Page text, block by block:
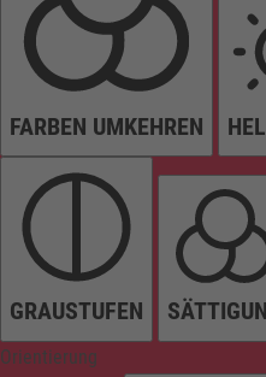
FARBEN UMKEHREN
GRAUSTUFEN
Orientierung